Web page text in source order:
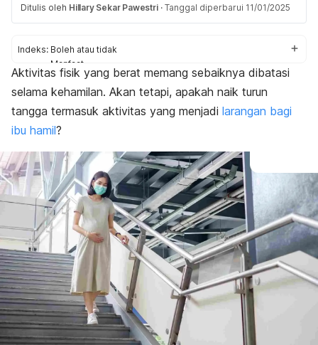
Ditulis oleh Hillary Sekar Pawestri · Tanggal diperbarui 11/01/2025
Indeks: Boleh atau tidak
Manfaat
Tips aman
Kapan tidak boleh?
Aktivitas fisik yang berat memang sebaiknya dibatasi
selama kehamilan. Akan tetapi, apakah naik turun
tangga termasuk aktivitas yang menjadi larangan bagi
ibu hamil?